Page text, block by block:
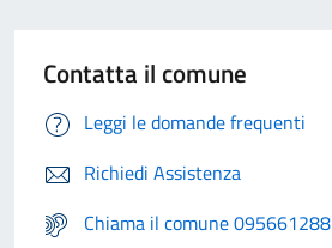
Contatta il comune
Leggi le domande frequenti
Richiedi Assistenza
Chiama il comune 095661288